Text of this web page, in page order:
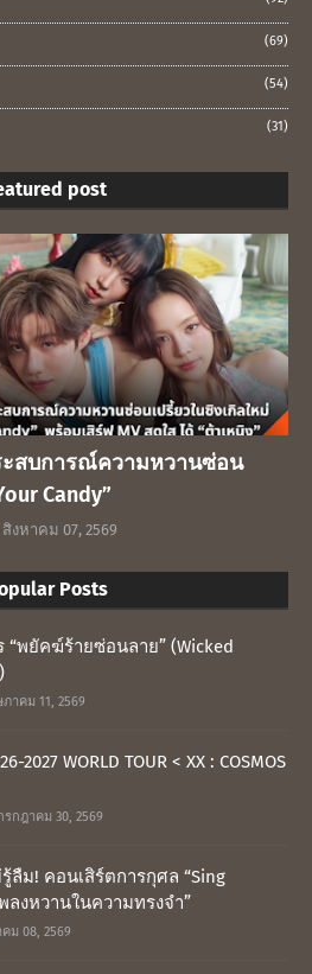
(69)
(54)
(31)
post
ะสบการณ์ความหวานซ่อน
Candy”
งหาคม 07, 2569
Posts
“พยัคฆ์ร้ายซ่อนลาย” (Wicked
าคม 11, 2569
2027 WORLD TOUR < XX : COSMOS
กฎาคม 30, 2569
ลืม! คอนเสิร์ตการกุศล “Sing
ลงหวานในความทรงจำ”
ม 08, 2569